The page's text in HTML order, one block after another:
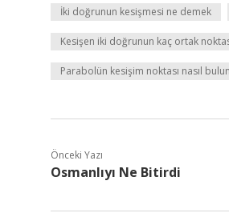
İki doğrunun kesişmesi ne demek
Kesişen iki doğrunun kaç ortak
Parabolün kesişim noktası nasıl
Önceki Yazı
Osmanlıyı Ne Bitirdi